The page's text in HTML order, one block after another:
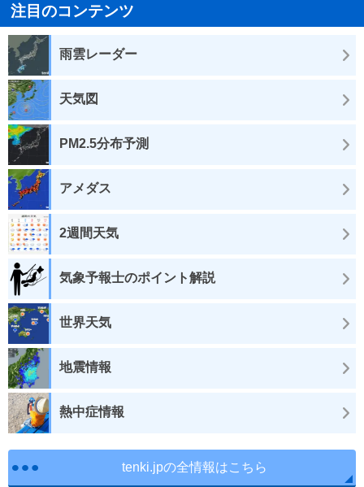
注目のコンテンツ
雨雲レーダー
天気図
PM2.5分布予測
アメダス
2週間天気
気象予報士のポイント解説
世界天気
地震情報
熱中症情報
tenki.jpの全情報はこちら